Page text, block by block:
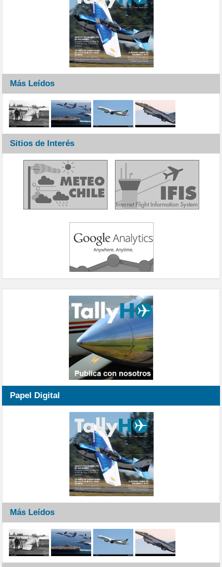
Más Leídos
Sitios de Interés
Papel Digital
Más Leídos